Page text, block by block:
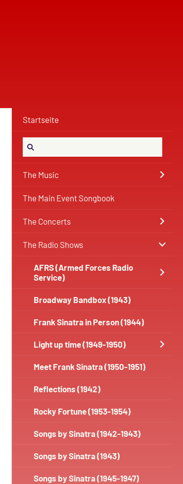
Startseite
The Music
The Main Event Songbook
The Concerts
The Radio Shows
AFRS (Armed Forces Radio
Service)
Broadway Bandbox (1943)
Frank Sinatra in Person (1944)
Light up time (1949-1950)
Meet Frank Sinatra (1950-1951)
Reflections (1942)
Rocky Fortune (1953-1954)
Songs by Sinatra (1942-1943)
Songs by Sinatra (1943)
Songs by Sinatra (1945-1947)